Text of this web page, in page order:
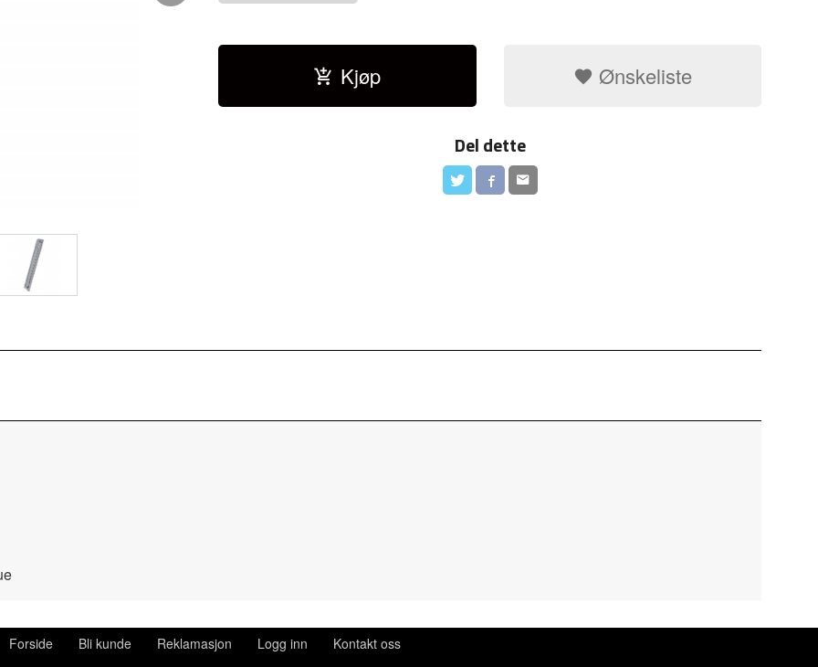
Kjøp Ønskeliste
Del dette
Forside Bli kunde Reklamasjon Logg inn Kontakt oss